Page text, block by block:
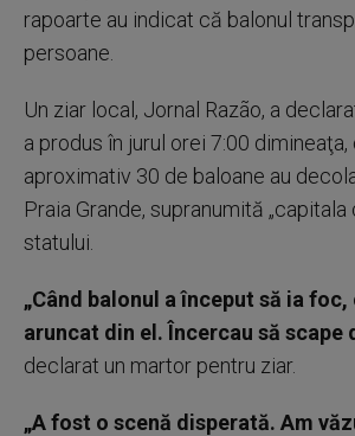
rapoarte au indicat că balonul
persoane.
Un ziar local, Jornal Razão, a
a produs în jurul orei 7:00 dimineaţa,
aproximativ 30 de baloane au
Praia Grande, supranumită „capitala
statului.
„Când balonul a început să ia
aruncat din el. Încercau să scape
declarat un martor pentru ziar.
„A fost o scenă disperată. Am